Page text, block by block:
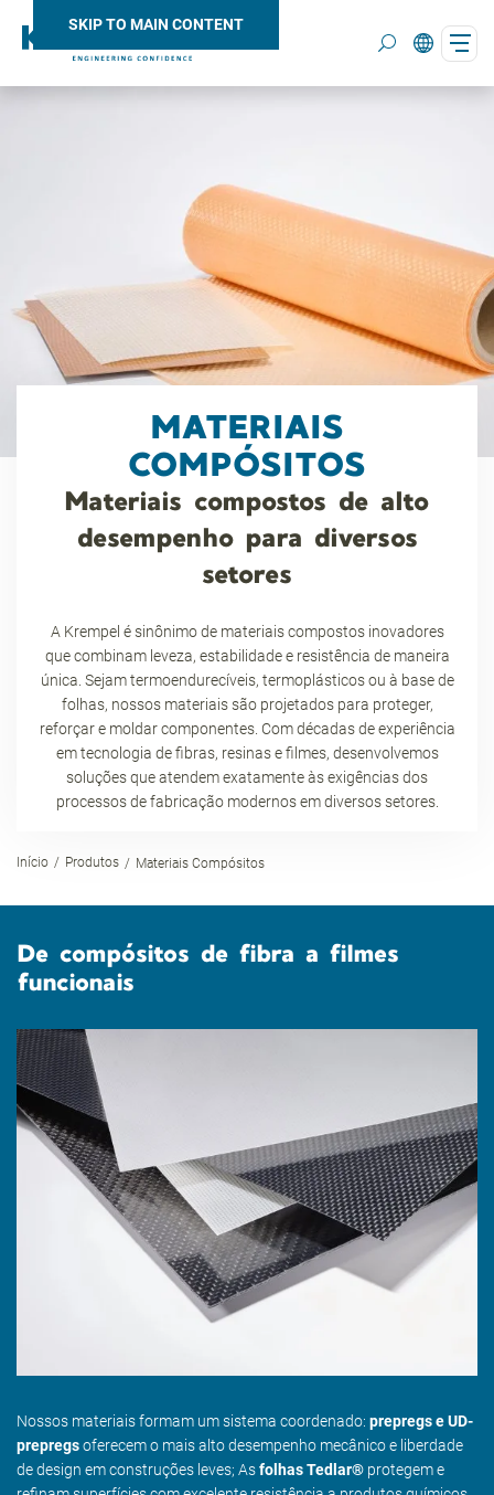
SKIP TO MAIN CONTENT
MATERIAIS
COMPÓSITOS
Materiais compostos de alto
desempenho para diversos
setores
A Krempel é sinônimo de materiais compostos inovadores
que combinam leveza, estabilidade e resistência de maneira
única. Sejam termoendurecíveis, termoplásticos ou à base de
folhas, nossos materiais são projetados para proteger,
reforçar e moldar componentes. Com décadas de experiência
em tecnologia de fibras, resinas e filmes, desenvolvemos
soluções que atendem exatamente às exigências dos
processos de fabricação modernos em diversos setores.
Início Produtos Materiais Compósitos
De compósitos de fibra a filmes
funcionais
Nossos materiais formam um sistema coordenado: prepregs e UD-
prepregsoferecem o mais alto desempenho mecânico e liberdade
de design em construções leves; Asfolhas Tedlar® protegem e